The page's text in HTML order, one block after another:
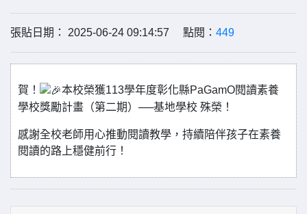
張貼日期： 2025-06-24 09:14:57 點閱： 449
賀！
本校榮獲113學年度彰化縣PaGamO閱讀素養
學校獎勵計畫（第二期）──基地學校 殊榮！
感謝全校老師用心推動閱讀教學，持續陪伴孩子在素養
閱讀的路上穩健前行！